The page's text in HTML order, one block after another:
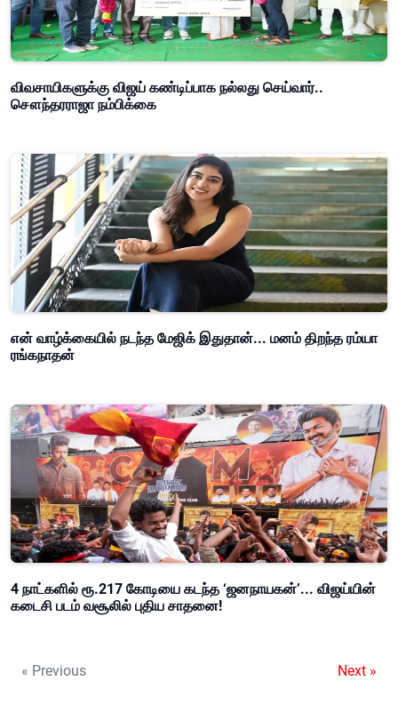
விவசாயிகளுக்கு விஜய் கண்டிப்பாக நல்லது செய்வார்..
சௌந்தரராஜா நம்பிக்கை
என் வாழ்க்கையில் நடந்த மேஜிக் இதுதான்... மனம் திறந்த ரம்யா
ரங்கநாதன்
4 நாட்களில் ரூ.217 கோடியை கடந்த ‘ஜனநாயகன்’... விஜய்யின்
கடைசி படம் வசூலில் புதிய சாதனை!
« Previous Next »